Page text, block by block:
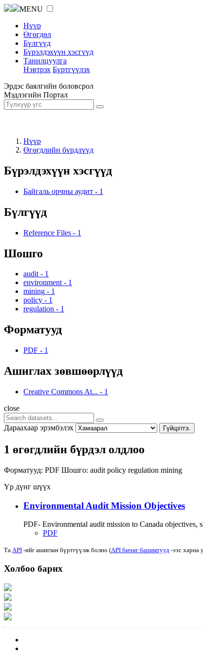
MENU
Нүүр
Өгөгдөл
Бүлгүүд
Бүрэлдэхүүн хэсгүүд
Танилцуулга
Нэвтрэх Бүртгүүлэх
Эрдэс баялгийн боловсрол
Мэдлэгийн Портал
Нүүр
Өгөгдлийн бүрдлүүд
Бүрэлдэхүүн хэсгүүд
Байгаль орчны аудит - 1
Бүлгүүд
Reference Files - 1
Шошго
audit - 1
environment - 1
mining - 1
policy - 1
regulation - 1
Форматууд
PDF - 1
Ашиглах зөвшөөрлүүд
Creative Commons At... - 1
close
Дараахаар эрэмбэлэх Гүйцэтгэ.
1 өгөгдлийн бүрдэл олдлоо
Форматууд: PDF Шошго: audit policy regulation mining
Үр дүнг шүүх
Environmental Audit Mission Objectives
PDF- Environmental audit mission to Canada objectives,
PDF
Та API -ийг ашиглан бүртгүүлж болно (API бичиг баримтууд -ээс харна
Холбоо барих